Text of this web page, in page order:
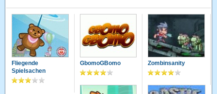
Fliegende
Spielsachen
GbomoGBomo Zombinsanity